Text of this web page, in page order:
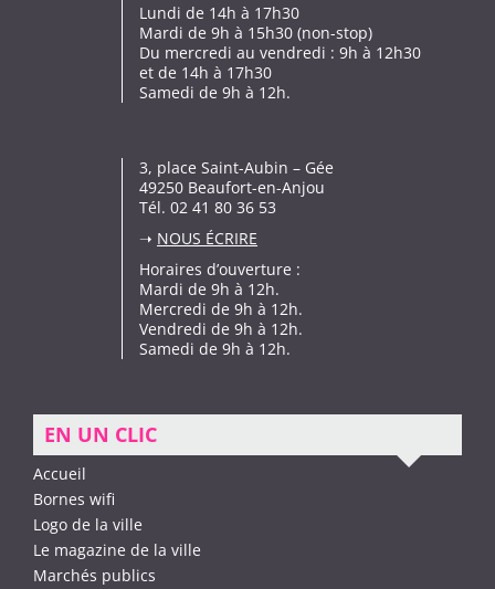
Lundi de 14h à 17h30
Mardi de 9h à 15h30 (non-stop)
Du mercredi au vendredi : 9h à 12h30
et de 14h à 17h30
Samedi de 9h à 12h.
3, place Saint-Aubin – Gée
49250 Beaufort-en-Anjou
Tél. 02 41 80 36 53
➝ NOUS ÉCRIRE
Horaires d’ouverture :
Mardi de 9h à 12h.
Mercredi de 9h à 12h.
Vendredi de 9h à 12h.
Samedi de 9h à 12h.
EN UN CLIC
Accueil
Bornes wifi
Logo de la ville
Le magazine de la ville
Marchés publics